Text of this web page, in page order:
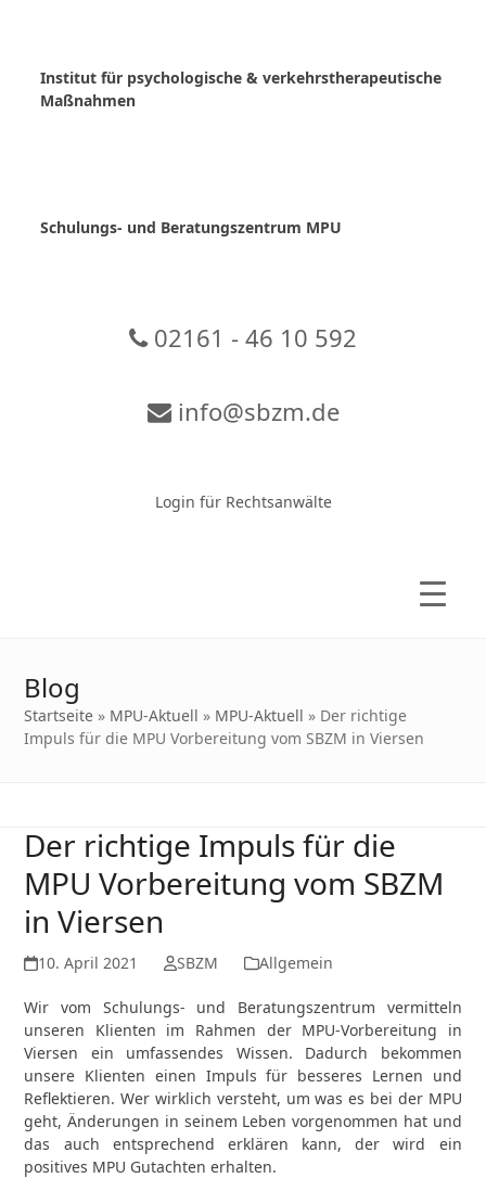
Institut für psychologische & verkehrstherapeutische
Maßnahmen
Schulungs- und Beratungszentrum MPU
02161 - 46 10 592
info@sbzm.de
Login für Rechtsanwälte
Blog
Startseite » MPU-Aktuell » MPU-Aktuell » Der richtige
Impuls für die MPU Vorbereitung vom SBZM in Viersen
Der richtige Impuls für die
MPU Vorbereitung vom SBZM
in Viersen
10. April 2021 SBZM Allgemein
Wir vom Schulungs- und Beratungszentrum vermitteln
unseren Klienten im Rahmen der MPU-Vorbereitung in
Viersen ein umfassendes Wissen. Dadurch bekommen
unsere Klienten einen Impuls für besseres Lernen und
Reflektieren. Wer wirklich versteht, um was es bei der MPU
geht, Änderungen in seinem Leben vorgenommen hat und
das auch entsprechend erklären kann, der wird ein
positives MPU Gutachten erhalten.